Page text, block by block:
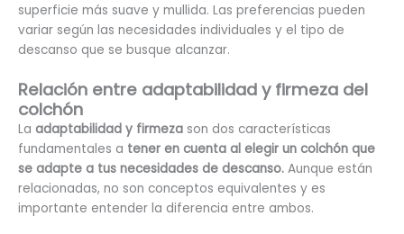
superficie más suave y mullida. Las preferencias pueden
variar según las necesidades individuales y el tipo de
descanso que se busque alcanzar.
Relación entre adaptabilidad y firmeza del
colchón
La adaptabilidad y firmeza son dos características
fundamentales a tener en cuenta al elegir un colchón que
se adapte a tus necesidades de descanso. Aunque están
relacionadas, no son conceptos equivalentes y es
importante entender la diferencia entre ambos.